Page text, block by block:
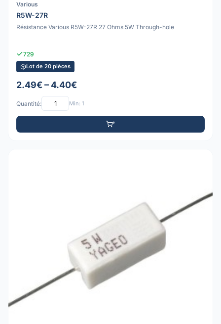
Various
R5W-27R
Résistance Various R5W-27R 27 Ohms 5W Through-hole
729
Lot de 20 pièces
2.49€ – 4.40€
Quantité: Min: 1